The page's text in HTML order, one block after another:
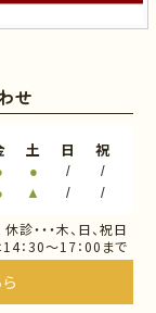
せ
土
●
▲
日
/
/
祝
/
/
休診・・・木、日、祝日
：30～17：00まで